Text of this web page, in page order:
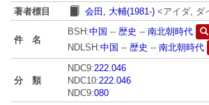
著者標目
会田, 大輔(1981-) <アイダ, ダ
件 名
BSH:中国 -- 歴史 -- 南北朝時代
NDLSH:中国 -- 歴史 -- 南北朝時代
分 類
NDC9:222.046
NDC10:222.046
NDC9:080